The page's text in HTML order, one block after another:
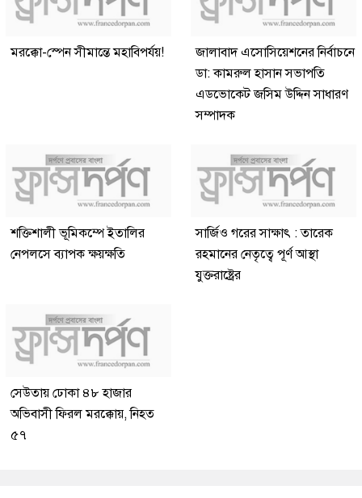
মরক্কো-স্পেন সীমান্তে মহাবিপর্যয়!
জালাবাদ এসোসিয়েশনের নির্বাচনে
ডা: কামরুল হাসান সভাপতি
এডভোকেট জসিম উদ্দিন সাধারণ
সম্পাদক
শক্তিশালী ভূমিকম্পে ইতালির
নেপলসে ব্যাপক ক্ষয়ক্ষতি
সার্জিও গরের সাক্ষাৎ : তারেক
রহমানের নেতৃত্বে পূর্ণ আস্থা
যুক্তরাষ্ট্রের
সেউতায় ঢোকা ৪৮ হাজার
অভিবাসী ফিরল মরক্কোয়, নিহত
৫৭